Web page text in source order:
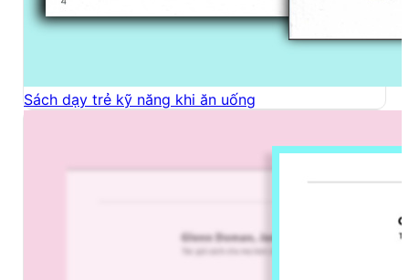
Sách dạy trẻ kỹ năng khi ăn uống